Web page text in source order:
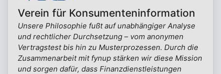
Verein für Konsumenteninformation
Unsere Philosophie fußt auf unabhängiger Analyse
und rechtlicher Durchsetzung – vom anonymen
Vertragstest bis hin zu Musterprozessen. Durch die
Zusammenarbeit mit fynup stärken wir diese Mission
und sorgen dafür, dass Finanzdienstleistungen